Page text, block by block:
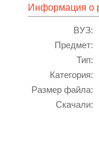
Информация о
ВУЗ:
Предмет:
Тип:
Категория:
Размер файла:
Скачали: